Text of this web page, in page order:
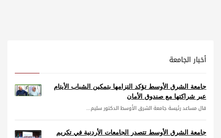
أخبار الجامعة
جامعة الشرق الأوسط تؤكد التزامها بتمكين الشباب الأيتام
عبر شراكتها مع صندوق الأمان
قال مساعد رئيسة جامعة الشرق الأوسط الدكتور سليم...
جامعة الشرق الأوسط تتصدر الجامعات الأردنية في تكريم